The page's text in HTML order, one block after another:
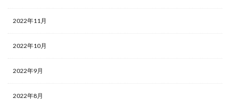
2022年11月
2022年10月
2022年9月
2022年8月